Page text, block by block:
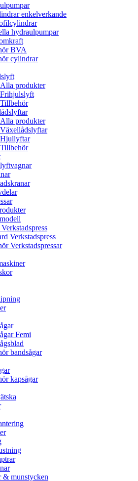
enkelverkande
hydraulpumpar
BVA
cylindrar
Alla produkter
Frihjulslyft
Tillbehör
Alla produkter
Växellådslyftar
Hjullyftar
Tillbehör
Verkstadspress
Verkstadspressar
Femi
bandsågar
kapsågar
& munstycken